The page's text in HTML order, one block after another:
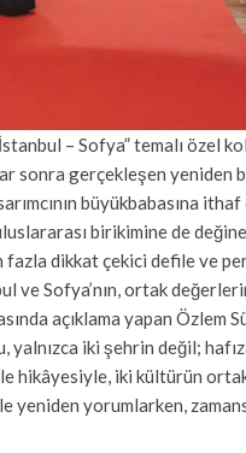
– Sofya” temalı
sonra gerçekleşen yeniden
büyükbabasına
birikimine de
dikkat çekici defile ve
ve Sofya’nın, ortak
açıklama yapan Özlem
iki şehrin değil;
hikâyesiyle, iki kültürün
yeniden yorumlarken,